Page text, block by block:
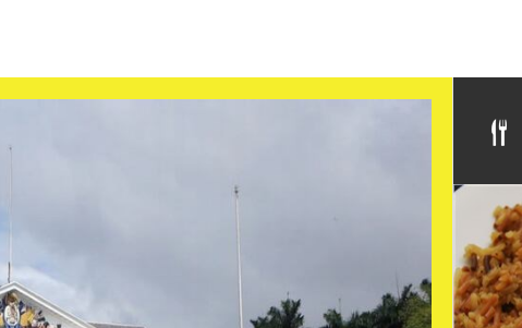
с французскими колоритом. В
моря. Рыбу готовят в кокосовом молоке.
блюд сейшельской кухни – острые, так что
просить уменьшить количество приправ.